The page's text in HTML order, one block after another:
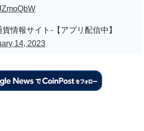
情報サイト-【アプリ配信中】
14, 2023